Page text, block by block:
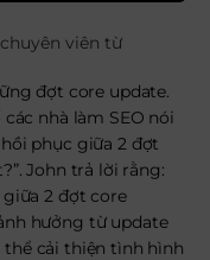
viên từ
đợt core update.
nhà làm SEO nói
phục giữa 2 đợt
John trả lời rằng:
giữa 2 đợt core
hưởng từ update
thể cải thiện tình hình